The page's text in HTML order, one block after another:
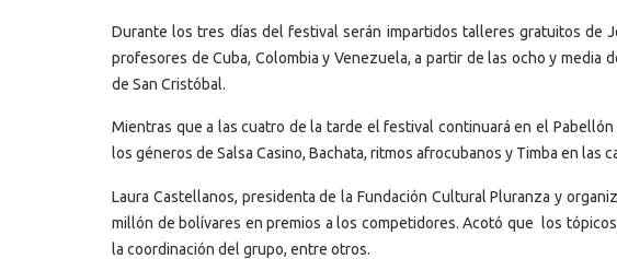
Durante los tres días del festival serán impartidos talleres gratuitos de
profesores de Cuba, Colombia y Venezuela, a partir de las ocho y media
de San Cristóbal.
Mientras que a las cuatro de la tarde el festival continuará en el
los géneros de Salsa Casino, Bachata, ritmos afrocubanos y Timba en las
Laura Castellanos, presidenta de la Fundación Cultural Pluranza y
millón de bolívares en premios a los competidores. Acotó que los
la coordinación del grupo, entre otros.